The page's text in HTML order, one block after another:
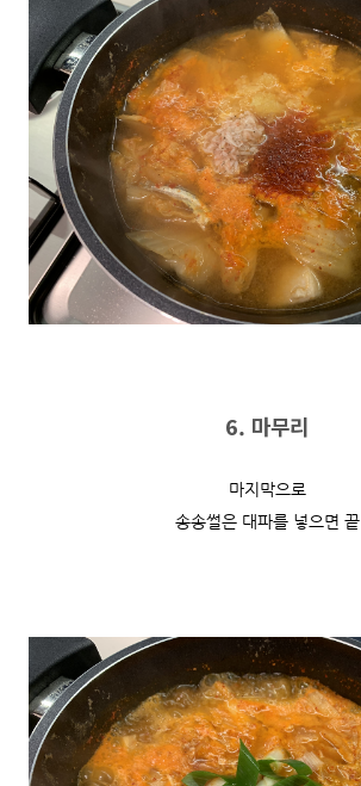
6. 마무리
마지막으로
송송썰은 대파를 넣으면 끝